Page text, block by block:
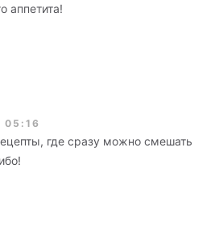
аппетита!
где сразу можно смешать